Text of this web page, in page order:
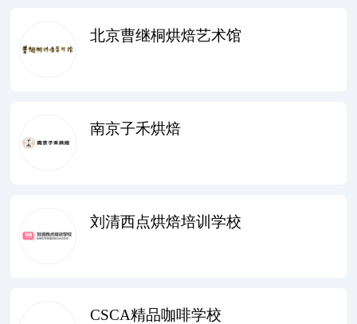
北京曹继桐烘焙艺术馆
南京子禾烘焙
刘清西点烘焙培训学校
CSCA精品咖啡学校